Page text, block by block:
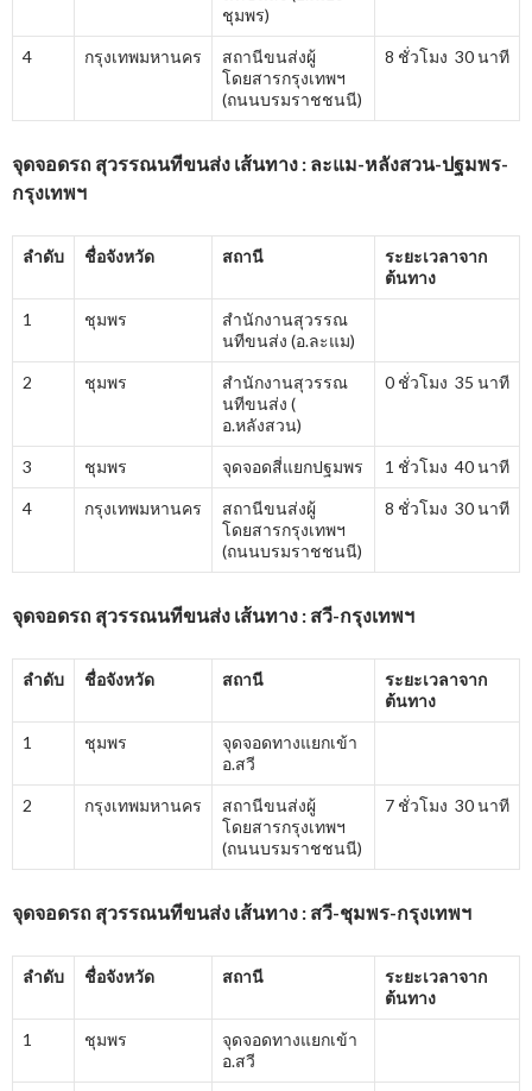
ชุมพร)
4 กรุงเทพมหานคร
สถานีขนส่งผู้
โดยสารกรุงเทพฯ
(ถนนบรมราชชนนี)
8 ชั่วโมง 30 นาที
จุดจอดรถ สุวรรณนทีขนส่ง เส้นทาง : ละแม-หลังสวน-ปฐมพร-
กรุงเทพฯ
ลำดับ ชื่อจังหวัด สถานี
ระยะเวลาจาก
ต้นทาง
1 ชุมพร
สำนักงานสุวรรณ
นทีขนส่ง (อ.ละแม)
2 ชุมพร
สำนักงานสุวรรณ
นทีขนส่ง (
อ.หลังสวน)
0 ชั่วโมง 35 นาที
3 ชุมพร จุดจอดสี่แยกปฐมพร 1 ชั่วโมง 40 นาที
4 กรุงเทพมหานคร
สถานีขนส่งผู้
โดยสารกรุงเทพฯ
(ถนนบรมราชชนนี)
8 ชั่วโมง 30 นาที
จุดจอดรถ สุวรรณนทีขนส่ง เส้นทาง : สวี-กรุงเทพฯ
ลำดับ ชื่อจังหวัด สถานี
ระยะเวลาจาก
ต้นทาง
1 ชุมพร
จุดจอดทางแยกเข้า
อ.สวี
2 กรุงเทพมหานคร
สถานีขนส่งผู้
โดยสารกรุงเทพฯ
(ถนนบรมราชชนนี)
7 ชั่วโมง 30 นาที
จุดจอดรถ สุวรรณนทีขนส่ง เส้นทาง : สวี-ชุมพร-กรุงเทพฯ
ลำดับ ชื่อจังหวัด สถานี
ระยะเวลาจาก
ต้นทาง
1 ชุมพร
จุดจอดทางแยกเข้า
อ.สวี